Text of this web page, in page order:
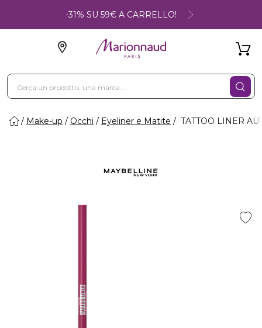
-31% SU 59€ A CARRELLO!
Make-up Occhi Eyeliner e Matite TATTOO LINER